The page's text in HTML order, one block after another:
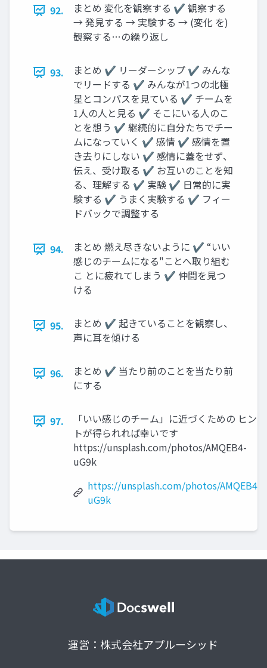
92.
まとめ 変化を観察する ✔ 観察する
→ 発見する → 実験する → (変化 を)
観察する…の繰り返し
93.
まとめ ✔ リーダーシップ ✔ みんな
でリードする ✔ みんなが1つの北極
星とコンパスを見ている ✔ チームを
1人の人と見る ✔ そこにいる人のこ
とを想う ✔ 継続的に自分たちでチー
ムになっていく ✔ 感情 ✔ 感情を置
き去りにしない ✔ 感情に蓋をせず、
伝え、受け取る ✔ お互いのことを知
る、理解する ✔ 実験 ✔ 日常的に実
験する ✔ うまく実験する ✔ フィー
ドバックで調整する
94.
まとめ 燃え尽きないように ✔ “いい
感じのチームになる"ことへ取り組む
こ とに疲れてしまう ✔ 仲間を見つ
ける
95.
まとめ ✔ 起きていることを観察し、
声に耳を傾ける
96.
まとめ ✔ 当たり前のことを当たり前
にする
97.
「いい感じのチーム」に近づくための ヒン
トが得られれば幸いです
https://unsplash.com/photos/AMQEB4-
uG9k
https://unsplash.com/photos/AMQEB4-
uG9k
運営：株式会社アプルーシッド